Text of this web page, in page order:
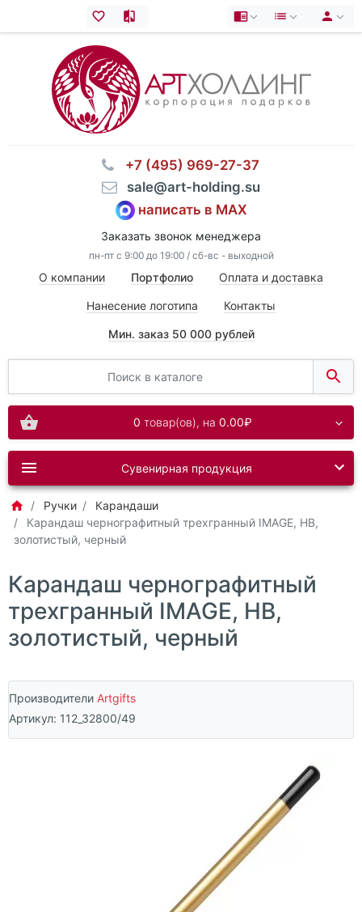
⠀+7 (495) 969-27-37
⠀sale@art-holding.su
написать в MAX
Заказать звонок менеджера
пн-пт с 9:00 до 19:00 / сб-вс - выходной
О компании Портфолио Оплата и доставка
Нанесение логотипа Контакты
Мин. заказ 50 000 рублей
0 товар(ов), на 0.00₽
Сувенирная продукция
Ручки
Карандаши
Карандаш чернографитный трехгранный IMAGE, HB,
золотистый, черный
Карандаш чернографитный
трехгранный IMAGE, HB,
золотистый, черный
Производители Artgifts
Артикул: 112_32800/49